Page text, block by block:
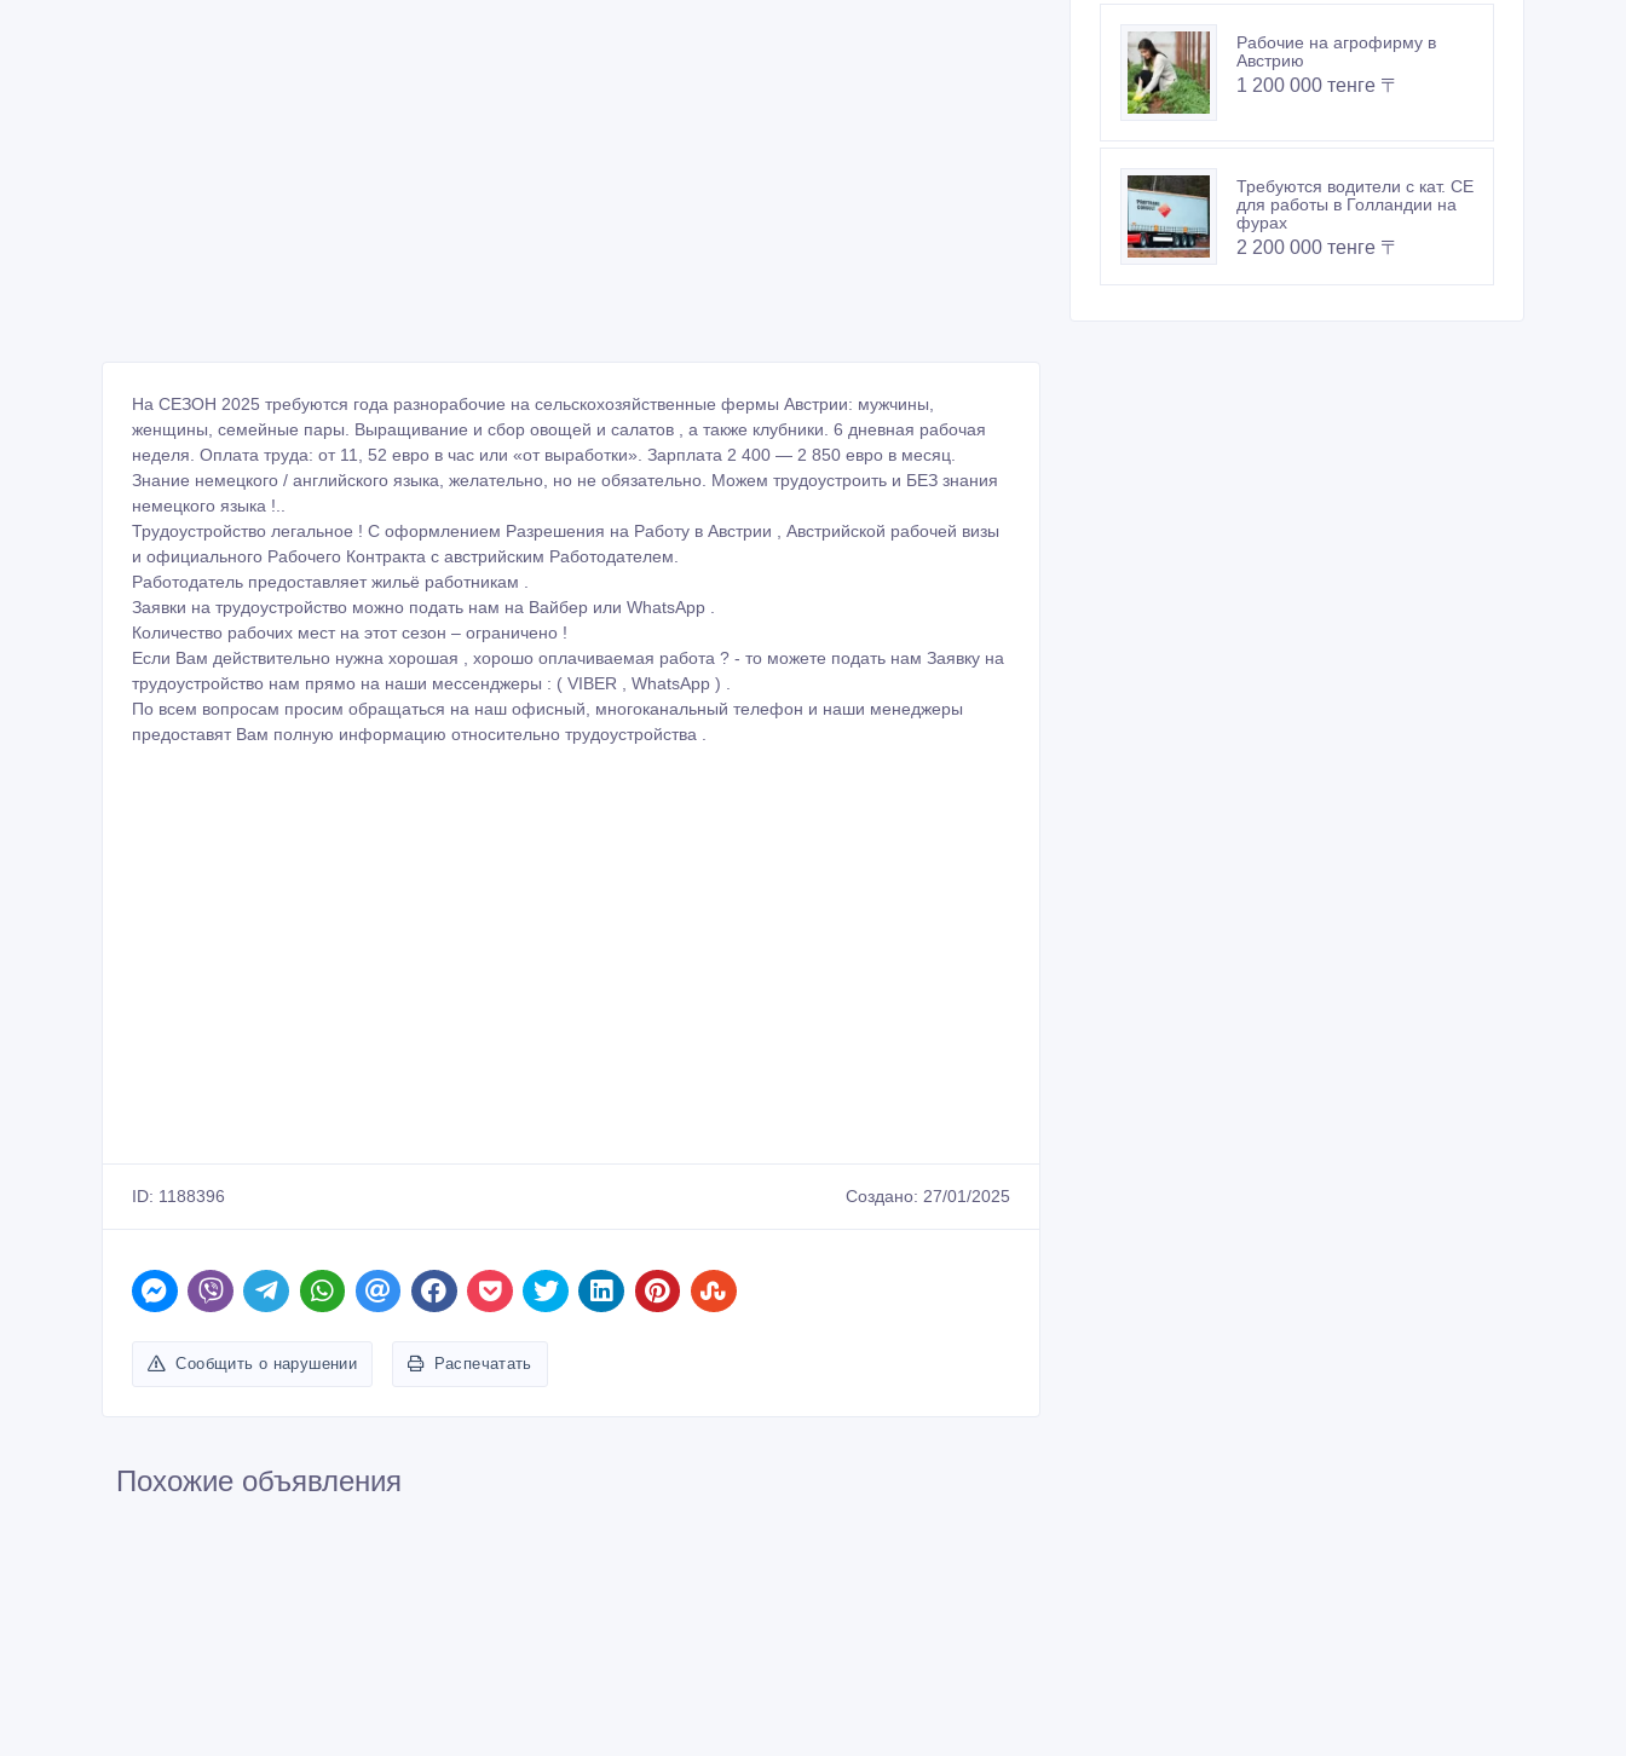
На СЕЗОН 2025 требуются года разнорабочие на сельскохозяйственные фермы Австрии: мужчины,
женщины, семейные пары. Выращивание и сбор овощей и салатов , а также клубники. 6 дневная рабочая
неделя. Оплата труда: от 11, 52 евро в час или «от выработки». Зарплата 2 400 — 2 850 евро в месяц.
Знание немецкого / английского языка, желательно, но не обязательно. Можем трудоустроить и БЕЗ знания
немецкого языка !..
Трудоустройство легальное ! С оформлением Разрешения на Работу в Австрии , Австрийской рабочей визы
и официального Рабочего Контракта с австрийским Работодателем.
Работодатель предоставляет жильё работникам .
Заявки на трудоустройство можно подать нам на Вайбер или WhatsApp .
Количество рабочих мест на этот сезон – ограничено !
Если Вам действительно нужна хорошая , хорошо оплачиваемая работа ? - то можете подать нам Заявку на
трудоустройство нам прямо на наши мессенджеры : ( VIBER , WhatsApp ) .
По всем вопросам просим обращаться на наш офисный, многоканальный телефон и наши менеджеры
предоставят Вам полную информацию относительно трудоустройства .
ID: 1188396 Создано: 27/01/2025
Сообщить о нарушении Распечатать
Рабочие на агрофирму в
Австрию
1 200 000 тенге 〒
Требуются водители с кат. СЕ
для работы в Голландии на
фурах
2 200 000 тенге 〒
Похожие объявления